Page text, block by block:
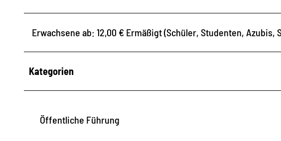
Erwachsene ab: 12,00 € Ermäßigt (Schüler, Studenten, Azubis,
Kategorien
Öffentliche Führung